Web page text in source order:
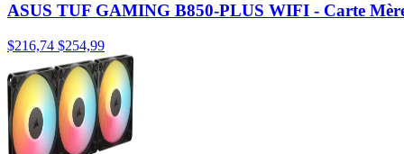
ASUS TUF GAMING B850-PLUS WIFI - Carte
$216,74 $254,99